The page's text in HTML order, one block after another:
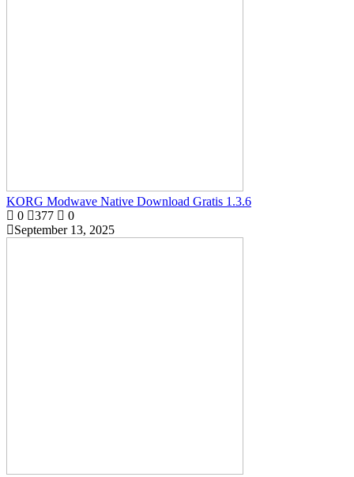
KORG Modwave Native Download Gratis 1.3.6
0
377
0
September 13, 2025